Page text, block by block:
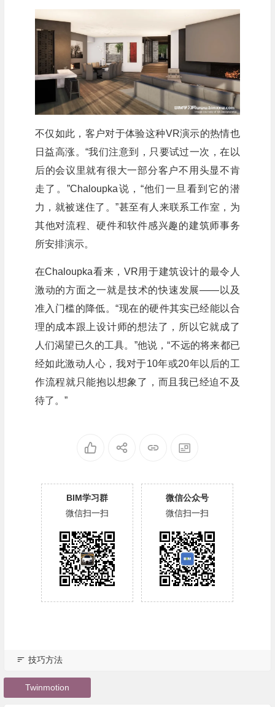
不仅如此，客户对于体验这种VR演示的热情也
日益高涨。“我们注意到，只要试过一次，在以
后的会议里就有很大一部分客户不用头显不肯
走了。”Chaloupka说，“他们一旦看到它的潜
力，就被迷住了。”甚至有人来联系工作室，为
其他对流程、硬件和软件感兴趣的建筑师事务
所安排演示。
在Chaloupka看来，VR用于建筑设计的最令人
激动的方面之一就是技术的快速发展——以及
准入门槛的降低。“现在的硬件其实已经能以合
理的成本跟上设计师的想法了，所以它就成了
人们渴望已久的工具。”他说，“不远的将来都已
经如此激动人心，我对于10年或20年以后的工
作流程就只能抱以想象了，而且我已经迫不及
待了。”
BIM学习群
微信扫一扫
微信公众号
微信扫一扫
技巧方法
Twinmotion